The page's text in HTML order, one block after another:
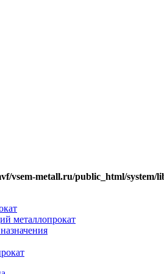
vsem-metall.ru/public_html/
металлопрокат